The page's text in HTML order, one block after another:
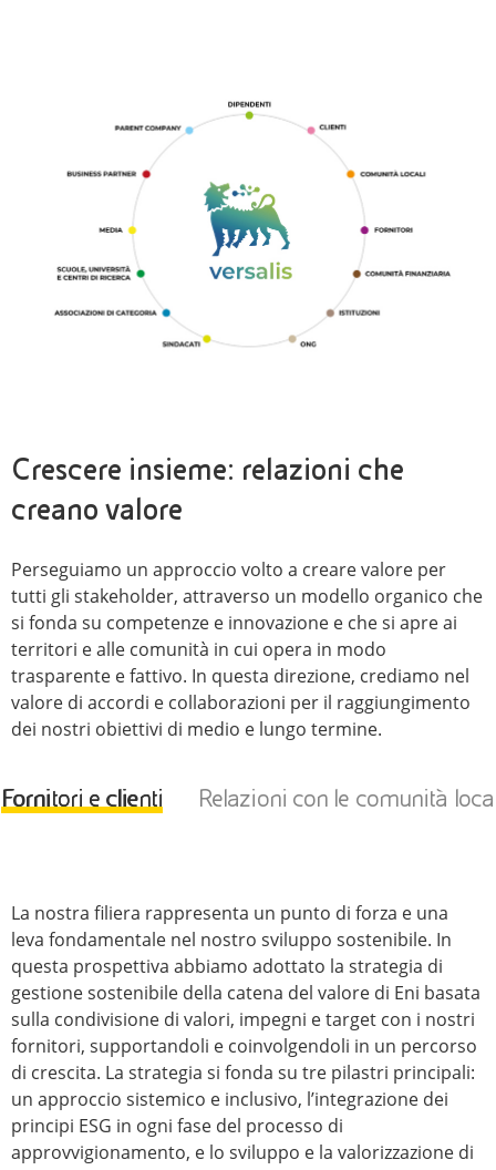
Crescere insieme: relazioni che
creano valore
Perseguiamo un approccio volto a creare valore per
tutti gli stakeholder, attraverso un modello organico che
si fonda su competenze e innovazione e che si apre ai
territori e alle comunità in cui opera in modo
trasparente e fattivo. In questa direzione, crediamo nel
valore di accordi e collaborazioni per il raggiungimento
dei nostri obiettivi di medio e lungo termine.
Fornitori e clienti Relazioni con le comunità
La nostra filiera rappresenta un punto di forza e una
leva fondamentale nel nostro sviluppo sostenibile. In
questa prospettiva abbiamo adottato la strategia di
gestione sostenibile della catena del valore di Eni basata
sulla condivisione di valori, impegni e target con i nostri
fornitori, supportandoli e coinvolgendoli in un percorso
di crescita. La strategia si fonda su tre pilastri principali:
un approccio sistemico e inclusivo, l’integrazione dei
principi ESG in ogni fase del processo di
approvvigionamento, e lo sviluppo e la valorizzazione di